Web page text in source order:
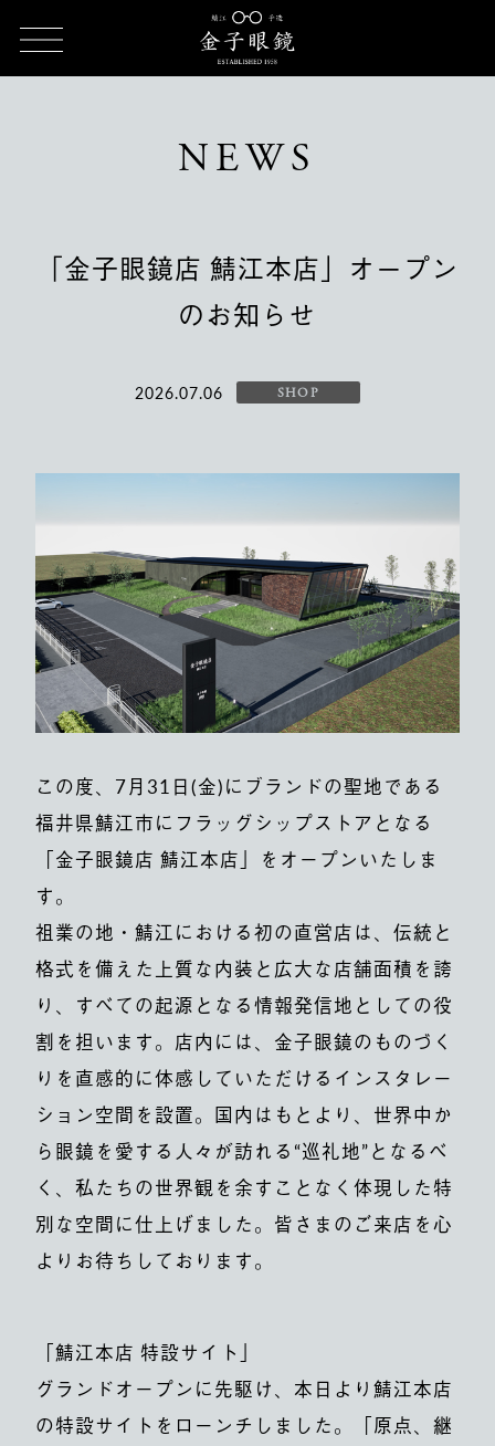
「金子眼鏡店 鯖江本店」オープンのお知らせ
NEWS
「金子眼鏡店 鯖江本店」オープン
のお知らせ
2026.07.06 SHOP
この度、7月31日(金)にブランドの聖地である
福井県鯖江市にフラッグシップストアとなる
「金子眼鏡店 鯖江本店」をオープンいたしま
す。
祖業の地・鯖江における初の直営店は、伝統と
格式を備えた上質な内装と広大な店舗面積を誇
り、すべての起源となる情報発信地としての役
割を担います。店内には、金子眼鏡のものづく
りを直感的に体感していただけるインスタレー
ション空間を設置。国内はもとより、世界中か
ら眼鏡を愛する人々が訪れる“巡礼地”となるべ
く、私たちの世界観を余すことなく体現した特
別な空間に仕上げました。皆さまのご来店を心
よりお待ちしております。
「鯖江本店 特設サイト」
グランドオープンに先駆け、本日より鯖江本店
の特設サイトをローンチしました。「原点、継